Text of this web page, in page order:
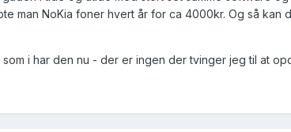
man NoKia foner hvert år for ca 4000kr. Og så kan
i har den nu - der er ingen der tvinger jeg til at